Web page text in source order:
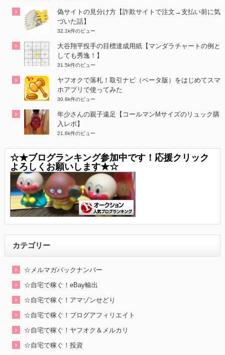
偽サイトの見分け方【詐欺サイトで注文→支払い前に気
づいた話】
32.1k件のビュー
大谷翔平投手の目標達成用紙【マンダラチャートの例と
しても秀逸！】
31.5k件のビュー
ヤフオクで落札！取引ナビ（ベータ版）をはじめてスマ
ホアプリで使ってみた
30.8k件のビュー
年少さんの親子遠足【コールマンMサイズのリュック購
入レポ】
21.6k件のビュー
☆★ブログランキング参加中です！応援クリック
よろしくお願いします★☆
カテゴリー
☆メルマガバックナンバー
☆自宅で稼ぐ！eBay輸出
☆自宅で稼ぐ！アマゾンせどり
☆自宅で稼ぐ！ブログアフィリエイト
☆自宅で稼ぐ！ヤフオク＆メルカリ
☆自宅で稼ぐ！投資